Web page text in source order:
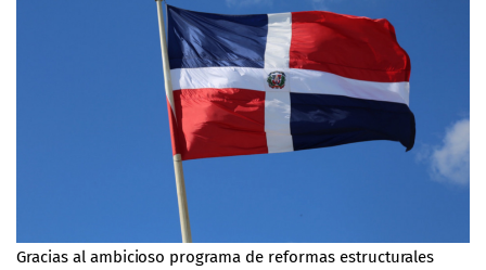
Gracias al ambicioso programa de reformas estructurales